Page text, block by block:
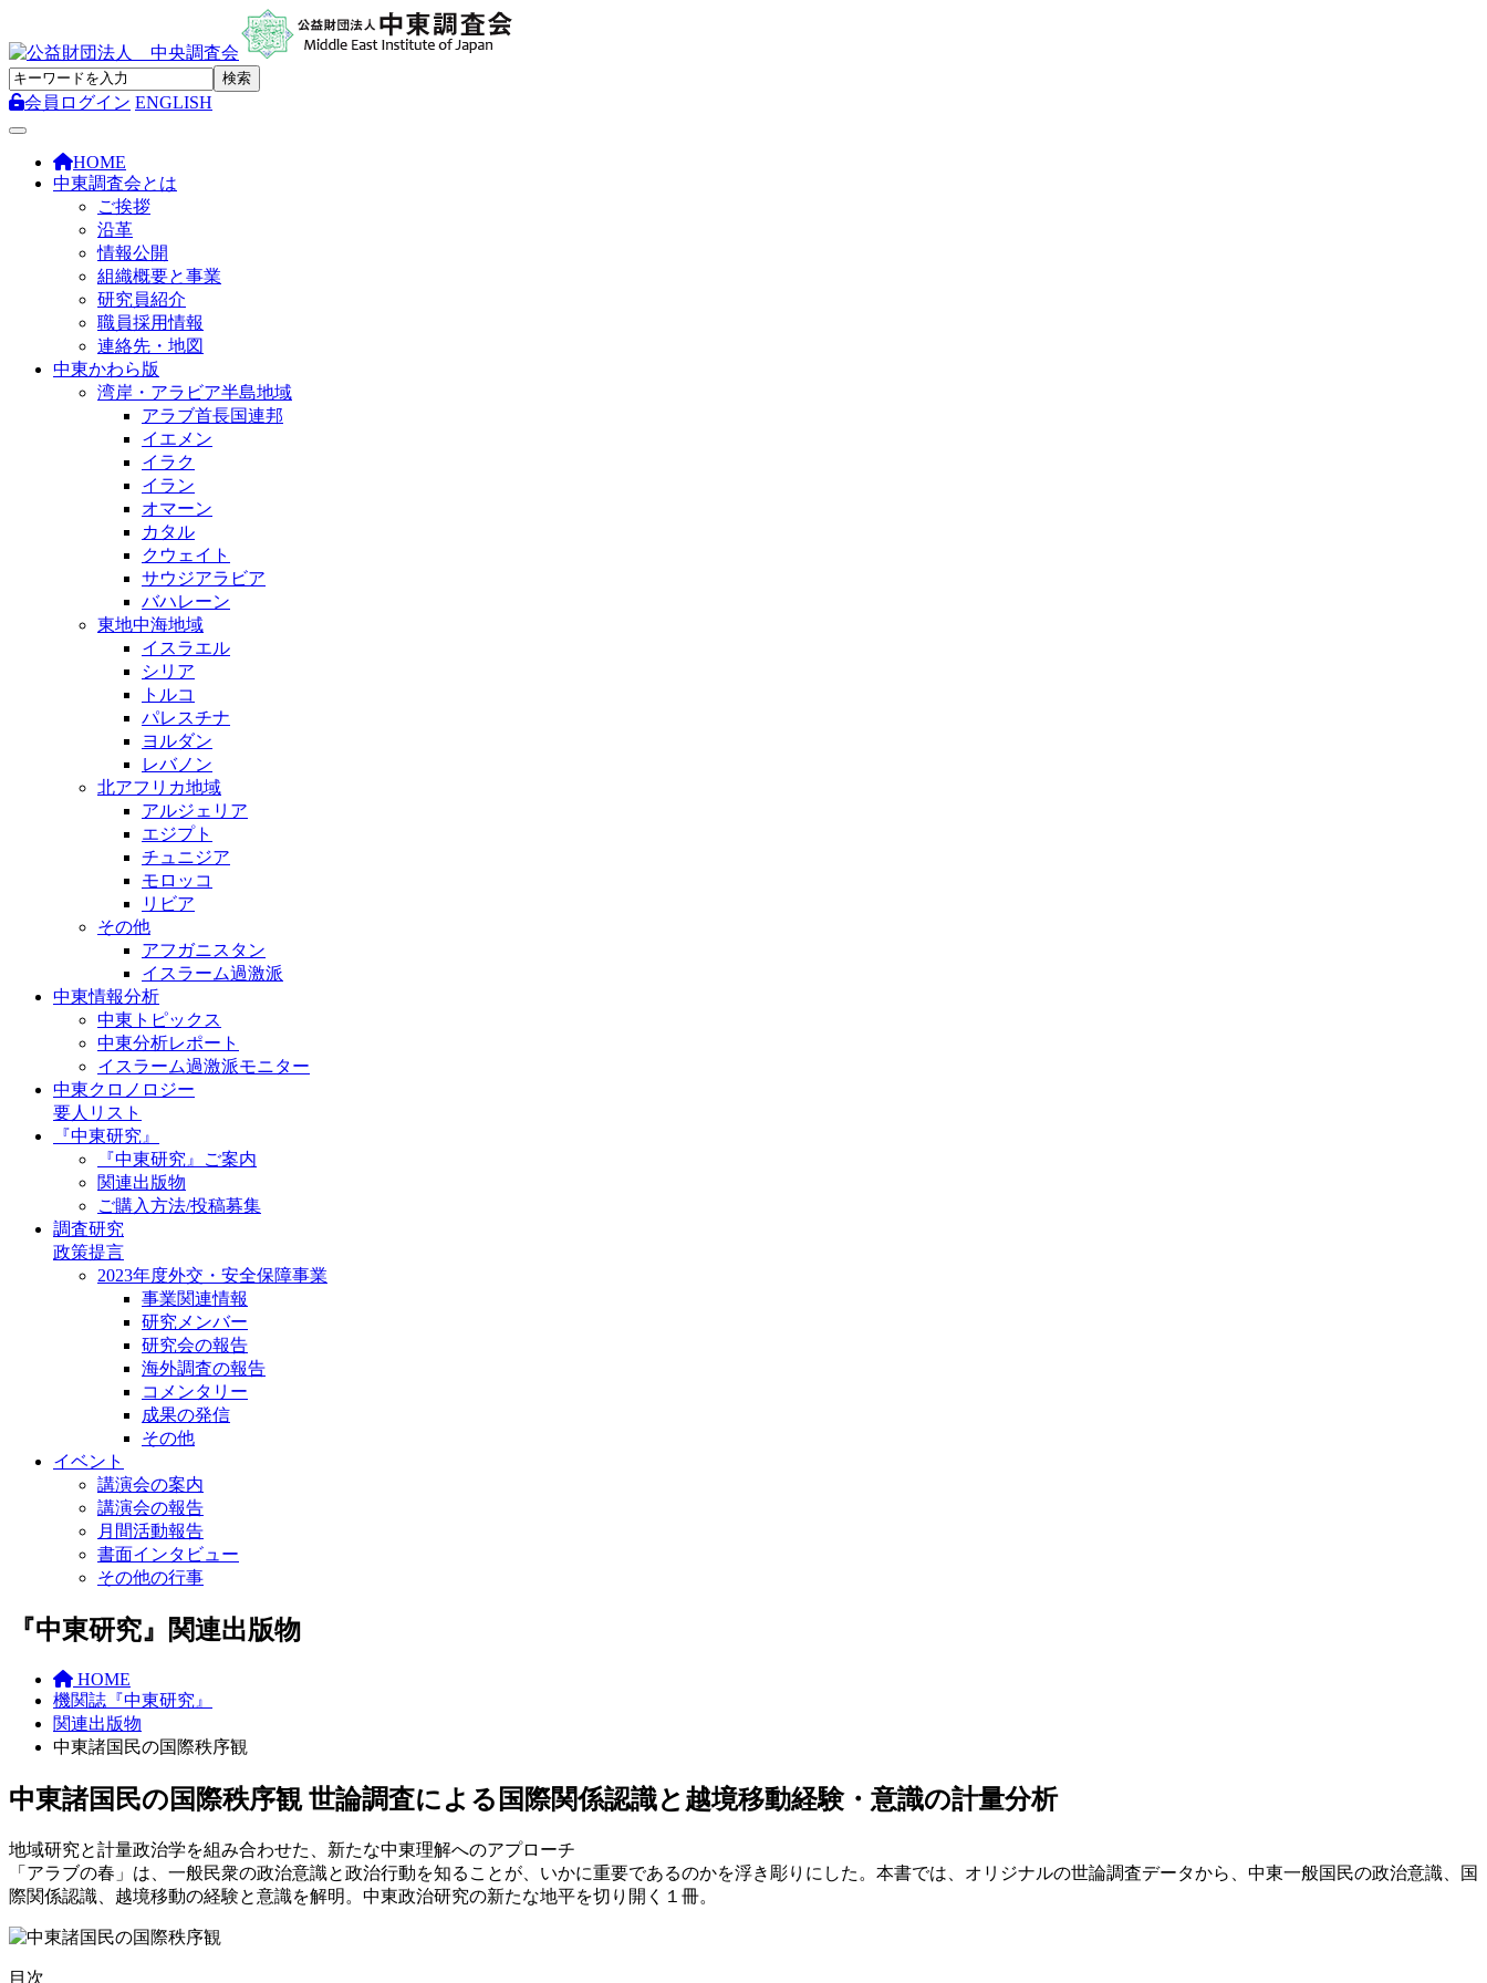
会員ログイン ENGLISH
Toggle navigation
HOME
中東調査会とは
ご挨拶
沿革
情報公開
組織概要と事業
研究員紹介
職員採用情報
連絡先・地図
中東かわら版
湾岸・アラビア半島地域
アラブ首長国連邦
イエメン
イラク
イラン
オマーン
カタル
クウェイト
サウジアラビア
バハレーン
東地中海地域
イスラエル
シリア
トルコ
パレスチナ
ヨルダン
レバノン
北アフリカ地域
アルジェリア
エジプト
チュニジア
モロッコ
リビア
その他
アフガニスタン
イスラーム過激派
中東情報分析
中東トピックス
中東分析レポート
イスラーム過激派モニター
中東クロノロジー
要人リスト
『中東研究』
『中東研究』ご案内
関連出版物
ご購入方法/投稿募集
調査研究
政策提言
2023年度外交・安全保障事業
事業関連情報
研究メンバー
研究会の報告
海外調査の報告
コメンタリー
成果の発信
その他
イベント
講演会の案内
講演会の報告
月間活動報告
書面インタビュー
その他の行事
『中東研究』関連出版物
HOME
機関誌『中東研究』
関連出版物
中東諸国民の国際秩序観
中東諸国民の国際秩序観 世論調査による国際関係認識と越境移動経験・意識の計量分析
地域研究と計量政治学を組み合わせた、新たな中東理解へのアプローチ
「アラブの春」は、一般民衆の政治意識と政治行動を知ることが、いかに重要であるのかを浮き彫りにした。本書では、オリジナルの世論調査データから、中東一般国民の政治意識、国
際関係認識、越境移動の経験と意識を解明。中東政治研究の新たな地平を切り開く１冊。
目次